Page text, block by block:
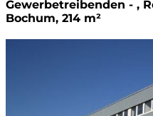
Gewerbetreibenden - ,
Bochum, 214 m²